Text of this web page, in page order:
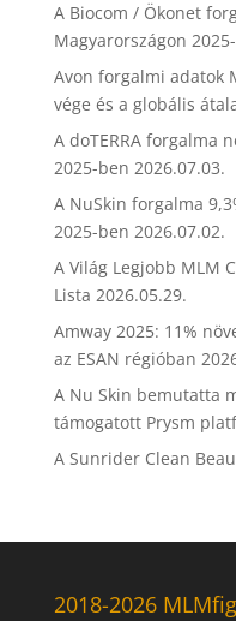
A Biocom / Ökonet
Magyarországon
Avon forgalmi adatok
vége és a globális
A doTERRA forgalma
2025-ben 2026.07.03.
A NuSkin forgalma
2025-ben 2026.07.02.
A Világ Legjobb MLM
Lista 2026.05.29.
Amway 2025: 11%
az ESAN régióban
A Nu Skin bemutatta
támogatott Prysm
A Sunrider Clean
2018-2026